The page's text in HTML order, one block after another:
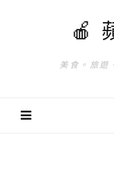
🍎
美食。旅遊